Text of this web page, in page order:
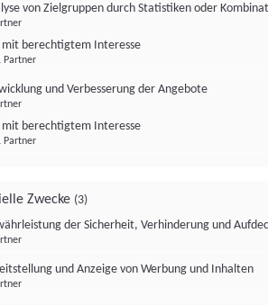
von Zielgruppen durch Statistiken oder
mit berechtigtem Interesse
Partner
und Verbesserung der Angebote
mit berechtigtem Interesse
Partner
Zwecke (3)
der Sicherheit, Verhinderung und
und Anzeige von Werbung und Inhalten